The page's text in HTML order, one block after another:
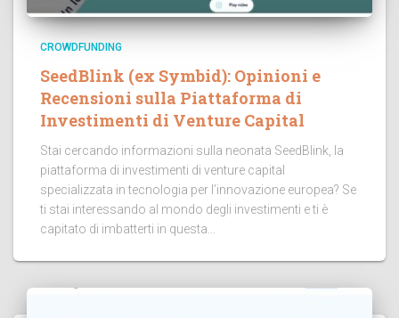
CROWDFUNDING
SeedBlink (ex Symbid): Opinioni e
Recensioni sulla Piattaforma di
Investimenti di Venture Capital
Stai cercando informazioni sulla neonata SeedBlink, la
piattaforma di investimenti di venture capital
specializzata in tecnologia per l’innovazione europea? Se
ti stai interessando al mondo degli investimenti e ti è
capitato di imbatterti in questa...